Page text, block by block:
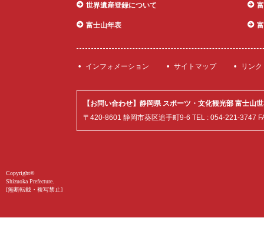
Copyright©
Shizuoka Prefecture.
[無断転載・複写禁止]
世界遺産登録について
富士山年表
インフォメーション サイトマップ リンク
【お問い合わせ】静岡県 スポーツ・文化観光部 富士山
〒420-8601 静岡市葵区追手町9-6 TEL : 054-221-3747